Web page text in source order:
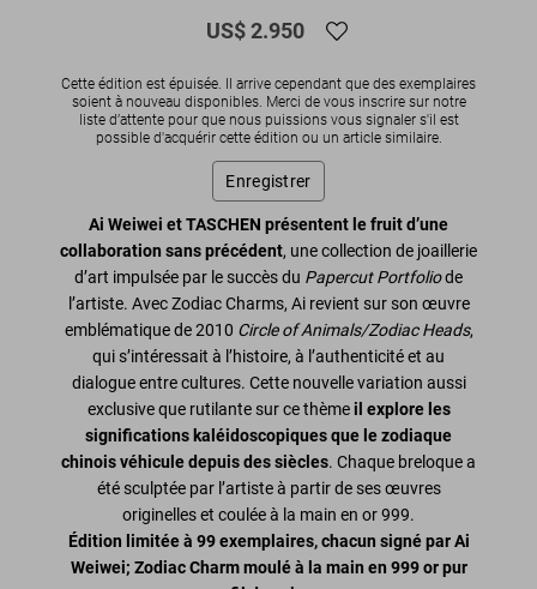
US$ 2.950
Cette édition est épuisée. Il arrive cependant que des exemplaires
soient à nouveau disponibles. Merci de vous inscrire sur notre
liste d’attente pour que nous puissions vous signaler s'il est
possible d'acquérir cette édition ou un article similaire.
Enregistrer
Ai Weiwei et TASCHEN présentent le fruit d’une
collaboration sans précédent, une collection de joaillerie
d’art impulsée par le succès du Papercut Portfoliode
l’artiste. Avec Zodiac Charms, Ai revient sur son œuvre
emblématique de 2010 Circle of Animals/Zodiac Heads,
qui s’intéressait à l’histoire, à l’authenticité et au
dialogue entre cultures. Cette nouvelle variation aussi
exclusive que rutilante sur ce thèmeil explore les
significations kaléidoscopiques que le zodiaque
chinois véhicule depuis des siècles. Chaque breloque a
été sculptée par l’artiste à partir de ses œuvres
originelles et coulée à la main en or 999.
Édition limitée à 99 exemplaires,chacun signé par Ai
Weiwei; Zodiac Charm moulé à la main en 999 or pur